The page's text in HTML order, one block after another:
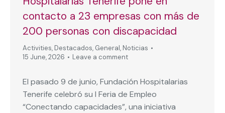
contacto a 23 empresas con más de
200 personas con discapacidad
Activities, Destacados, General, Noticias
15 June, 2026
Leave a comment
El pasado 9 de junio, Fundación Hospitalarias
Tenerife celebró su I Feria de Empleo
“Conectando capacidades”, una iniciativa